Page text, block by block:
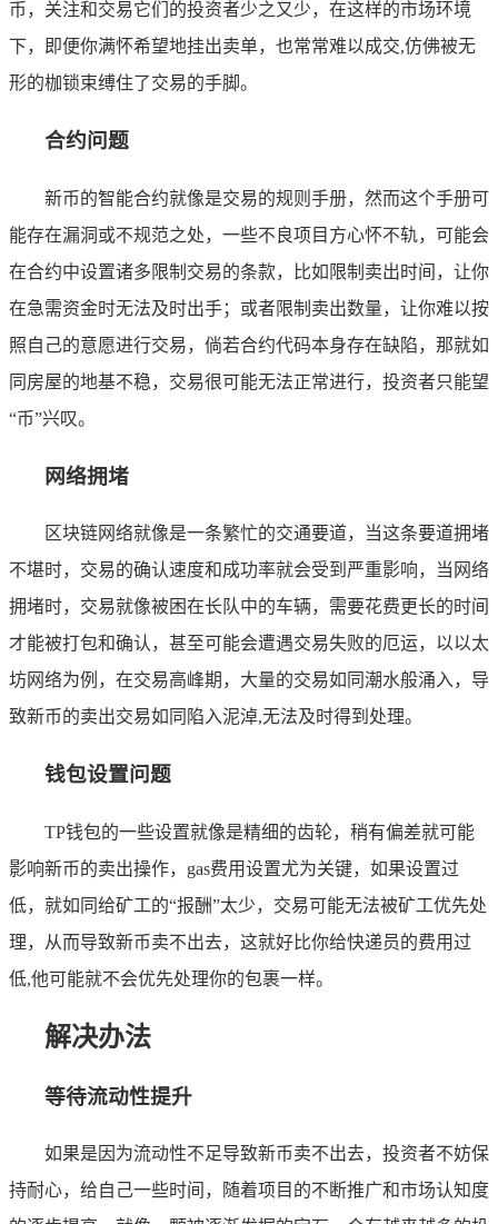
币，关注和交易它们的投资者少之又少，在这样的市场环境
下，即便你满怀希望地挂出卖单，也常常难以成交,仿佛被无
形的枷锁束缚住了交易的手脚。
合约问题
新币的智能合约就像是交易的规则手册，然而这个手册可
能存在漏洞或不规范之处，一些不良项目方心怀不轨，可能会
在合约中设置诸多限制交易的条款，比如限制卖出时间，让你
在急需资金时无法及时出手；或者限制卖出数量，让你难以按
照自己的意愿进行交易，倘若合约代码本身存在缺陷，那就如
同房屋的地基不稳，交易很可能无法正常进行，投资者只能望
“币”兴叹。
网络拥堵
区块链网络就像是一条繁忙的交通要道，当这条要道拥堵
不堪时，交易的确认速度和成功率就会受到严重影响，当网络
拥堵时，交易就像被困在长队中的车辆，需要花费更长的时间
才能被打包和确认，甚至可能会遭遇交易失败的厄运，以以太
坊网络为例，在交易高峰期，大量的交易如同潮水般涌入，导
致新币的卖出交易如同陷入泥淖,无法及时得到处理。
钱包设置问题
TP钱包的一些设置就像是精细的齿轮，稍有偏差就可能
影响新币的卖出操作，gas费用设置尤为关键，如果设置过
低，就如同给矿工的“报酬”太少，交易可能无法被矿工优先处
理，从而导致新币卖不出去，这就好比你给快递员的费用过
低,他可能就不会优先处理你的包裹一样。
解决办法
等待流动性提升
如果是因为流动性不足导致新币卖不出去，投资者不妨保
持耐心，给自己一些时间，随着项目的不断推广和市场认知度